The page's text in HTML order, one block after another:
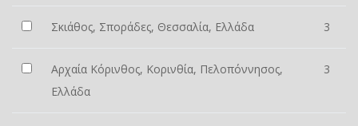
Σκιάθος, Σποράδες, Θεσσαλία, Ελλάδα 3
Αρχαία Κόρινθος, Κορινθία, Πελοπόννησος,
Ελλάδα
3